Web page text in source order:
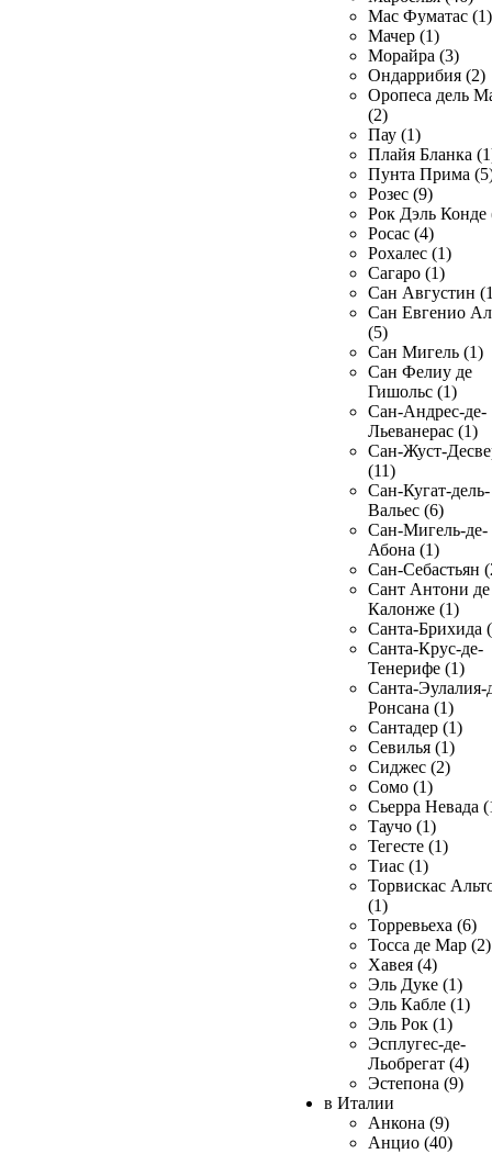
Мас Фуматас (1)
Мачер (1)
Морайра (3)
Ондаррибия (2)
Оропеса дель
(2)
Пау (1)
Плайя Бланка
Пунта Прима
Розес (9)
Рок Дэль Конде
Росас (4)
Рохалес (1)
Сагаро (1)
Сан Августин
Сан Евгенио
(5)
Сан Мигель (1)
Сан Фелиу де
Гишольс (1)
Сан-Андрес-де-
Льеванерас (1)
Сан-Жуст-
(11)
Сан-Кугат-дель-
Вальес (6)
Сан-Мигель-де-
Абона (1)
Сан-Себастьян
Сант Антони де
Калонже (1)
Санта-Брихида
Санта-Крус-де-
Тенерифе (1)
Санта-Эулалия-
Ронсана (1)
Сантадер (1)
Севилья (1)
Сиджес (2)
Сомо (1)
Сьерра Невада
Таучо (1)
Тегесте (1)
Тиас (1)
Торвискас
(1)
Торревьеха (6)
Тосса де Мар (2)
Хавея (4)
Эль Дуке (1)
Эль Кабле (1)
Эль Рок (1)
Эсплугес-де-
Льобрегат (4)
Эстепона (9)
в Италии
Анкона (9)
Анцио (40)